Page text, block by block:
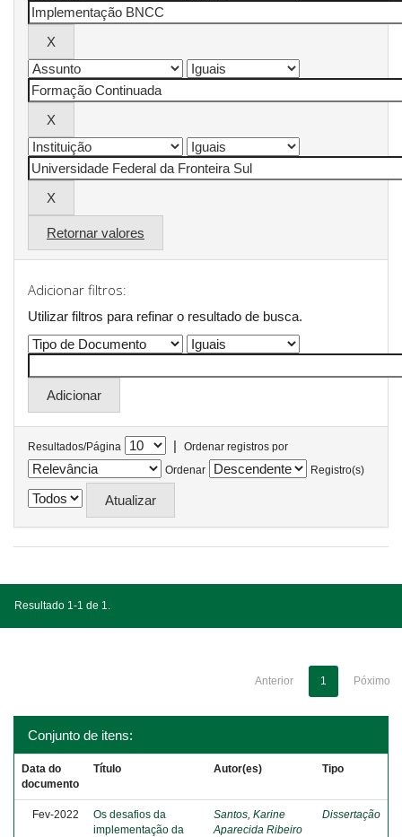
Retornar valores
Adicionar filtros:
Utilizar filtros para refinar o resultado de busca.
Resultados/Página |
Ordenar registros por
Ordenar
Registro(s)
Resultado 1-1 de 1.
Anterior 1 Póximo
Conjunto de itens:
Data do
documento
Título Autor(es) Tipo
Fev-2022
Os desafios da
implementação da
Santos, Karine
Aparecida Ribeiro
Dissertação